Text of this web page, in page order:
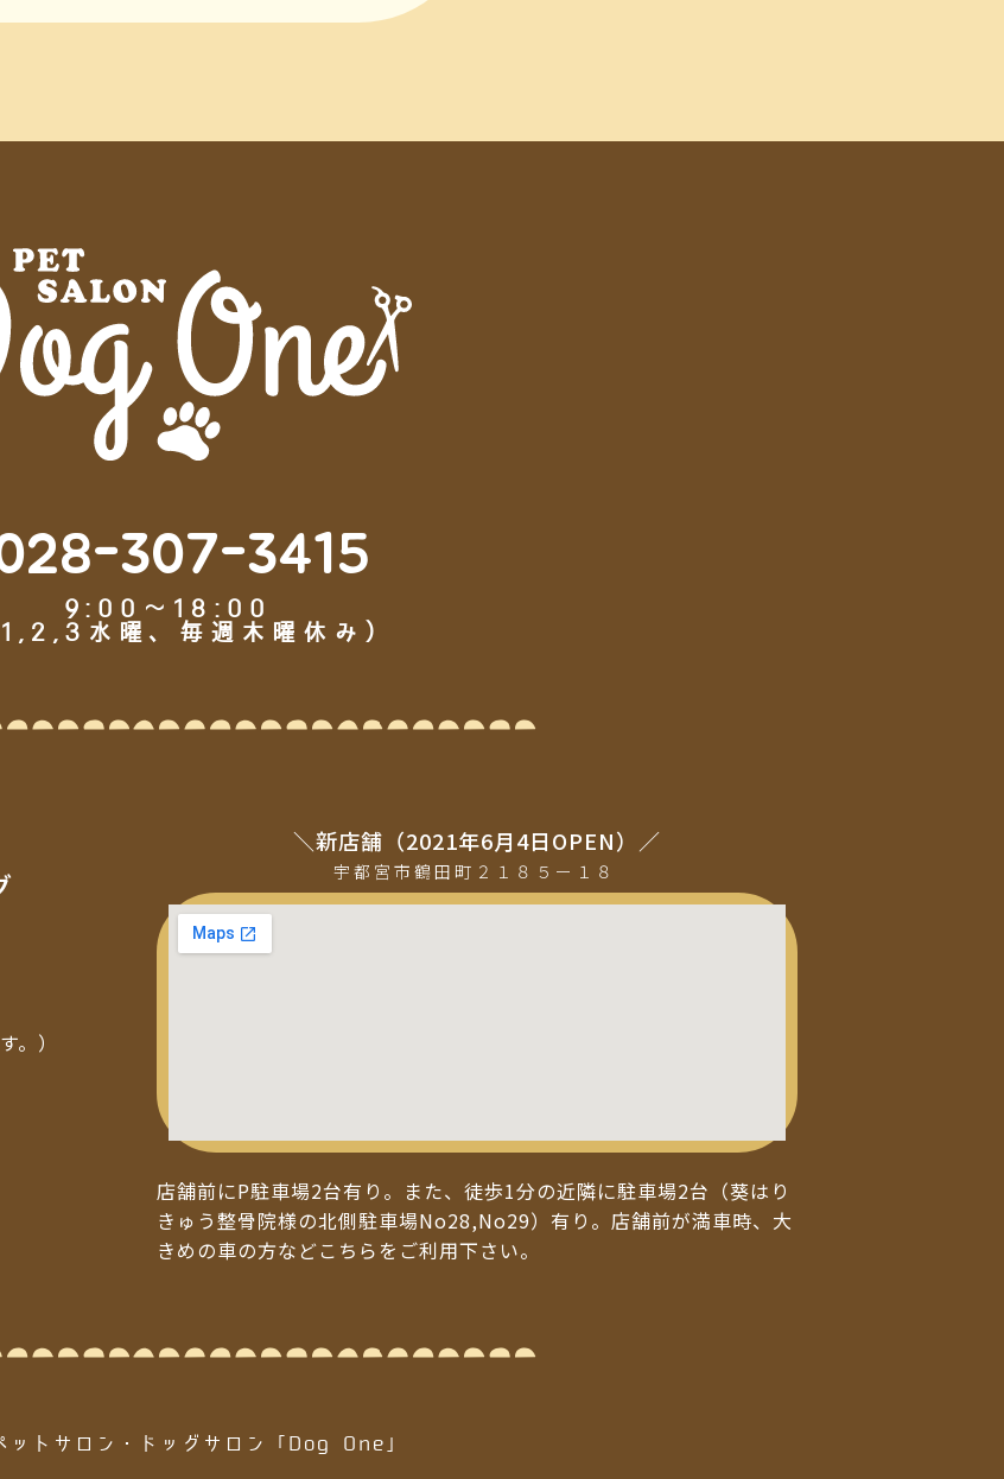
307-3415
9:00～18:00
1,2,3水曜、毎週木曜休み）
。）
＼新店舗（2021年6月4日OPEN）／
宇都宮市鶴田町２１８５ー１８
店舗前にP駐車場2台有り。また、徒歩1分の近隣に駐車場2台（葵はり
きゅう整骨院様の北側駐車場No28,No29）有り。店舗前が満車時、大
きめの車の方などこちらをご利用下さい。
トサロン・ドッグサロン「Dog One」